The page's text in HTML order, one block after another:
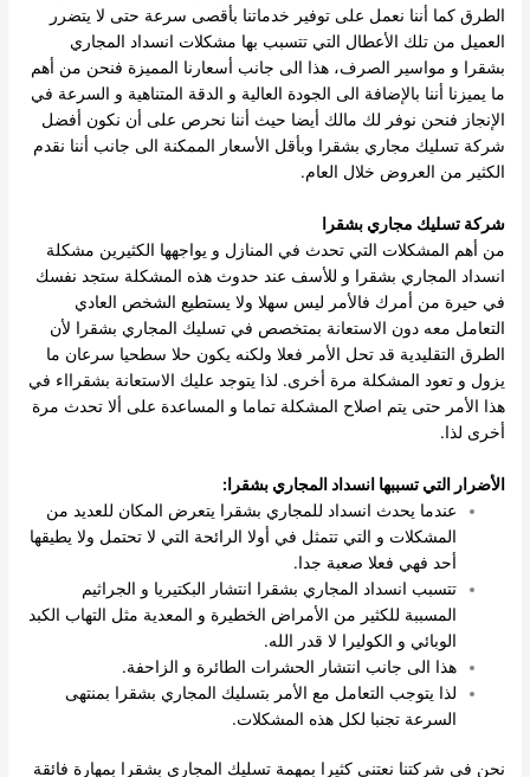
الطرق كما أننا نعمل على توفير خدماتنا بأقصى سرعة حتى لا يتضرر
العميل من تلك الأعطال التي تتسبب بها مشكلات انسداد المجاري
بشقرا و مواسير الصرف، هذا الى جانب أسعارنا المميزة فنحن من أهم
ما يميزنا أننا بالإضافة الى الجودة العالية و الدقة المتناهية و السرعة في
الإنجاز فنحن نوفر لك مالك أيضا حيث أننا نحرص على أن نكون أفضل
شركة تسليك مجاري بشقرا وبأقل الأسعار الممكنة الى جانب أننا نقدم
الكثير من العروض خلال العام.
شركة تسليك مجاري بشقرا
من أهم المشكلات التي تحدث في المنازل و يواجهها الكثيرين مشكلة
انسداد المجاري بشقرا و للأسف عند حدوث هذه المشكلة ستجد نفسك
في حيرة من أمرك فالأمر ليس سهلا ولا يستطيع الشخص العادي
التعامل معه دون الاستعانة بمتخصص في تسليك المجاري بشقرا لأن
الطرق التقليدية قد تحل الأمر فعلا ولكنه يكون حلا سطحيا سرعان ما
يزول و تعود المشكلة مرة أخرى. لذا يتوجد عليك الاستعانة بشقرااء في
هذا الأمر حتى يتم اصلاح المشكلة تماما و المساعدة على ألا تحدث مرة
أخرى لذا.
الأضرار التي تسببها انسداد المجاري بشقرا:
عندما يحدث انسداد للمجاري بشقرا يتعرض المكان للعديد من
المشكلات و التي تتمثل في أولا الرائحة التي لا تحتمل ولا يطيقها
أحد فهي فعلا صعبة جدا.
تتسبب انسداد المجاري بشقرا انتشار البكتيريا و الجراثيم
المسببة للكثير من الأمراض الخطيرة و المعدية مثل التهاب الكبد
الوبائي و الكوليرا لا قدر الله.
هذا الى جانب انتشار الحشرات الطائرة و الزاحفة.
لذا يتوجب التعامل مع الأمر بتسليك المجاري بشقرا بمنتهى
السرعة تجنبا لكل هذه المشكلات.
نحن في شركتنا نعتني كثيرا بمهمة تسليك المجاري بشقرا بمهارة فائقة